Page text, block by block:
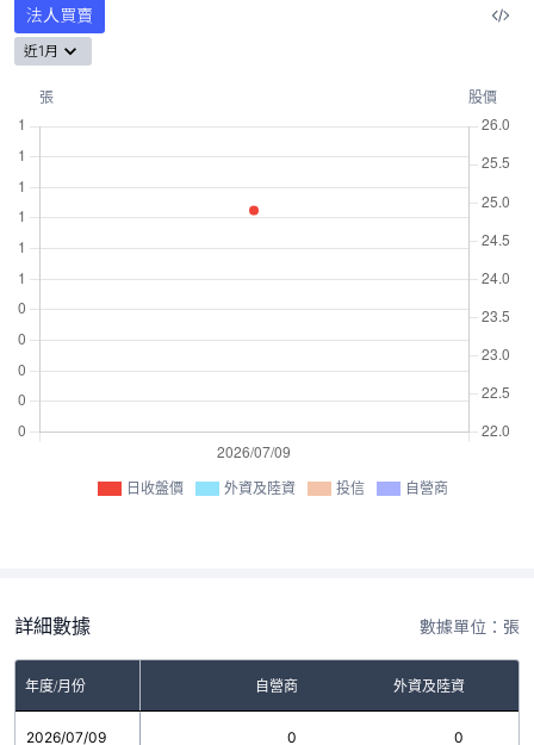
法人買賣
近1月
日收盤價 外資及陸資 投信 自營商
詳細數據 數據單位：張
年度/月份 自營商 外資及陸資
2026/07/09 0 0